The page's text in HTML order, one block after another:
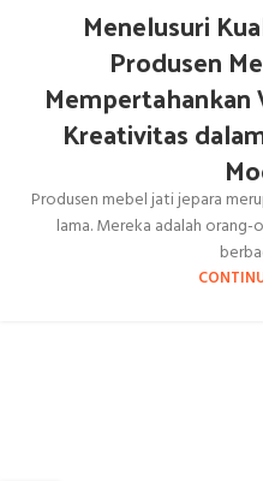
Menelusuri
Produsen
Mempertahankan
Kreativitas
Produsen mebel jati jepara
lama. Mereka adalah